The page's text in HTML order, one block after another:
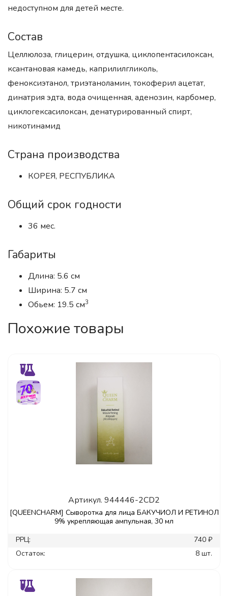
недоступном для детей месте.
Состав
Целлюлоза, глицерин, отдушка, циклопентасилоксан,
ксантановая камедь, каприлилгликоль,
феноксиэтанол, триэтаноламин, токоферил ацетат,
динатрия эдта, вода очищенная, аденозин, карбомер,
циклогексасилоксан, денатурированный спирт,
никотинамид
Страна производства
КОРЕЯ, РЕСПУБЛИКА
Общий срок годности
36 мес.
Габариты
Длина: 5.6 см
Ширина: 5.7 см
Обьем: 19.5 см3
Похожие товары
Артикул. 944446-2CD2
[QUEENCHARM] Сыворотка для лица БАКУЧИОЛ И РЕТИНОЛ
9% укрепляющая ампульная, 30 мл
РРЦ:
740 ₽
Остаток:
8 шт.